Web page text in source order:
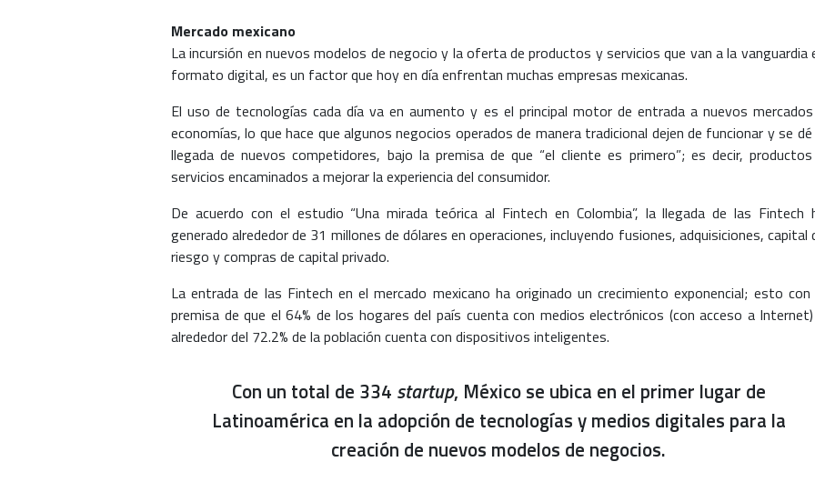
Mercado mexicano
La incursión en nuevos modelos de negocio y la oferta de productos y servicios que van a la vanguardia
formato digital, es un factor que hoy en día enfrentan muchas empresas mexicanas.
El uso de tecnologías cada día va en aumento y es el principal motor de entrada a nuevos
economías, lo que hace que algunos negocios operados de manera tradicional dejen de funcionar y se
llegada de nuevos competidores, bajo la premisa de que “el cliente es primero”; es decir,
servicios encaminados a mejorar la experiencia del consumidor.
De acuerdo con el estudio “Una mirada teórica al Fintech en Colombia”, la llegada de las Fintech
generado alrededor de 31 millones de dólares en operaciones, incluyendo fusiones, adquisiciones, capital
riesgo y compras de capital privado.
La entrada de las Fintech en el mercado mexicano ha originado un crecimiento exponencial; esto con
premisa de que el 64% de los hogares del país cuenta con medios electrónicos (con acceso a
alrededor del 72.2% de la población cuenta con dispositivos inteligentes.
Con un total de 334 startup, México se ubica en el primer lugar de
Latinoamérica en la adopción de tecnologías y medios digitales para la
creación de nuevos modelos de negocios.